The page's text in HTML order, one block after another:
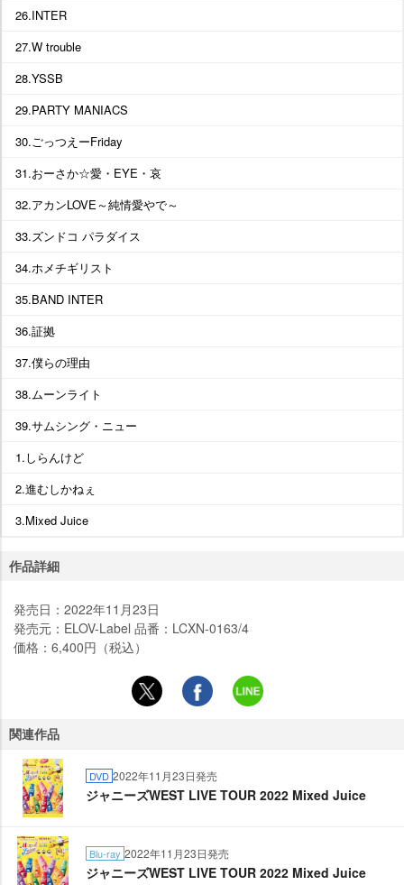
26.INTER
27.W trouble
28.YSSB
29.PARTY MANIACS
30.ごっつえーFriday
31.おーさか☆愛・EYE・哀
32.アカンLOVE～純情愛やで～
33.ズンドコ パラダイス
34.ホメチギリスト
35.BAND INTER
36.証拠
37.僕らの理由
38.ムーンライト
39.サムシング・ニュー
1.しらんけど
2.進むしかねぇ
3.Mixed Juice
作品詳細
発売日：2022年11月23日
発売元：ELOV-Label 品番：LCXN-0163/4
価格：6,400円（税込）
関連作品
DVD 2022年11月23日発売
ジャニーズWEST LIVE TOUR 2022 Mixed Juice
Blu-ray 2022年11月23日発売
ジャニーズWEST LIVE TOUR 2022 Mixed Juice